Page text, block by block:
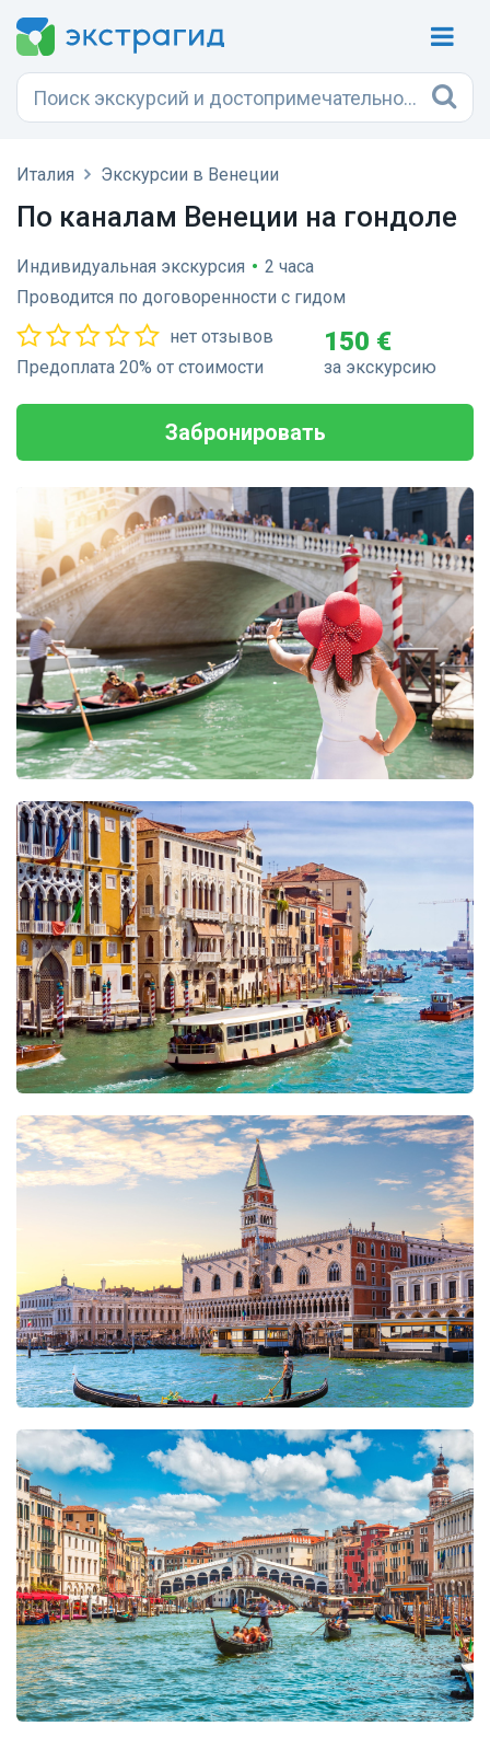
Италия Экскурсии в Венеции
По каналам Венеции на гондоле
Индивидуальная экскурсия • 2 часа
Проводится по договоренности с гидом
нет отзывов
Предоплата 20% от стоимости
150 €
за экскурсию
Забронировать